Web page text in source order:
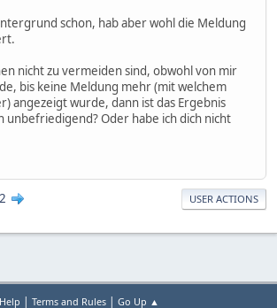
schon, hab aber wohl die Meldung
nicht zu vermeiden sind, obwohl von mir
bis keine Meldung mehr (mit welchem
angezeigt wurde, dann ist das Ergebnis
unbefriedigend? Oder habe ich dich nicht
2 USER ACTIONS
Help | Terms and Rules| Go Up ▲